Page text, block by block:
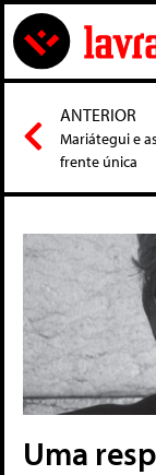
ANTERIOR
Mariátegui e
frente única
Uma